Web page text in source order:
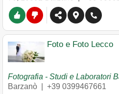
Foto e Foto Lecco
Fotografia - Studi e Laboratori
Barzanò
+39 0399467661